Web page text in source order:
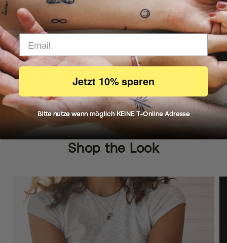
DEIN KÖRPER MACHT DIE ARBEIT
Wie es funktioniert
Hautschicht ein und reagiert mit natürlichen Verbindungen
in der Haut und der Luft, wodurch sie sich schwarz/blau
färbt.
Shop the Look
Jetzt 10% sparen
Bitte nutze wenn möglich KEINE T-Online Adresse